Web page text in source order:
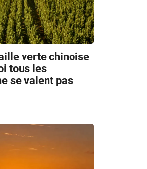
verte chinoise
tous les
se valent pas